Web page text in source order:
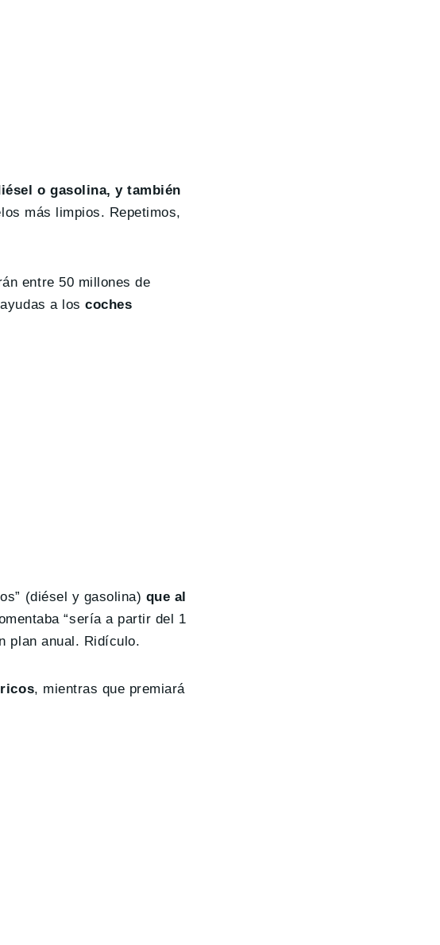
o gasolina, y también
más limpios. Repetimos,
entre 50 millones de
a loscoches
(diésel y gasolina) que al
“sería a partir del 1
plan anual. Ridículo.
, mientras que premiará